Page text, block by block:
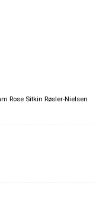
Rose Sitkin Røsler-Nielsen